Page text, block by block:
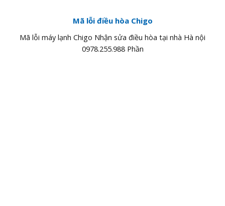
Mã lỗi điều hòa Chigo
Mã lỗi máy lạnh Chigo Nhận sửa điều hòa tại nhà Hà nội
0978.255.988 Phần